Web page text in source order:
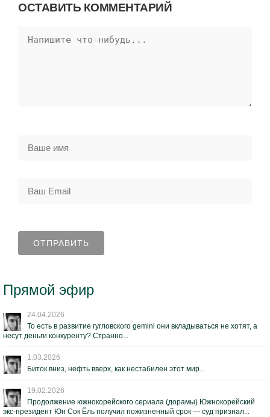
ОСТАВИТЬ КОММЕНТАРИЙ
Прямой эфир
24.04.2026
То есть в развитие гугловского gemini они вкладываться не хотят, а
несут деньги конкуренту? Странно...
1.03.2026
Биток вниз, нефть вверх, как нестабилен этот мир...
19.02.2026
Продолжение южнокорейского сериала (дорамы) Южнокорейский
экс-президент Юн Сок Ёль получил пожизненный срок — суд признал...